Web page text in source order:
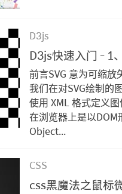
D3js
D3js快速入门 - 1
前言SVG 意为可缩放
我们在对SVG绘制的
使用 XML 格式定义
在浏览器上是以
Object...
CSS
css黑魔法之鼠标